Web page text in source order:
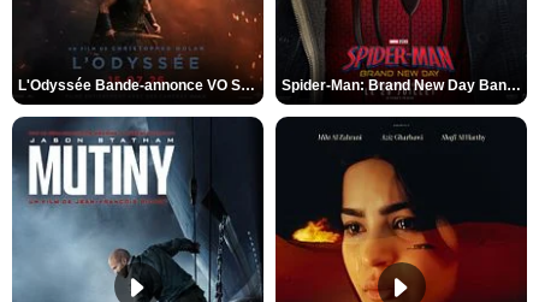
L'Odyssée Bande-annonce VO STFR Spider-Man: Brand New Day Bande-annonce VO STFR